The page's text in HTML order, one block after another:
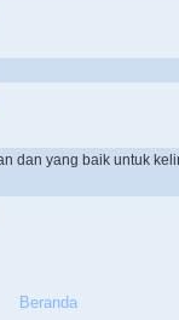
dan yang baik untuk
Beranda